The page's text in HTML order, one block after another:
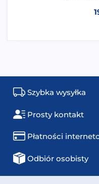
Szybka wysyłka
Prosty kontakt
Płatności
Odbiór osobisty